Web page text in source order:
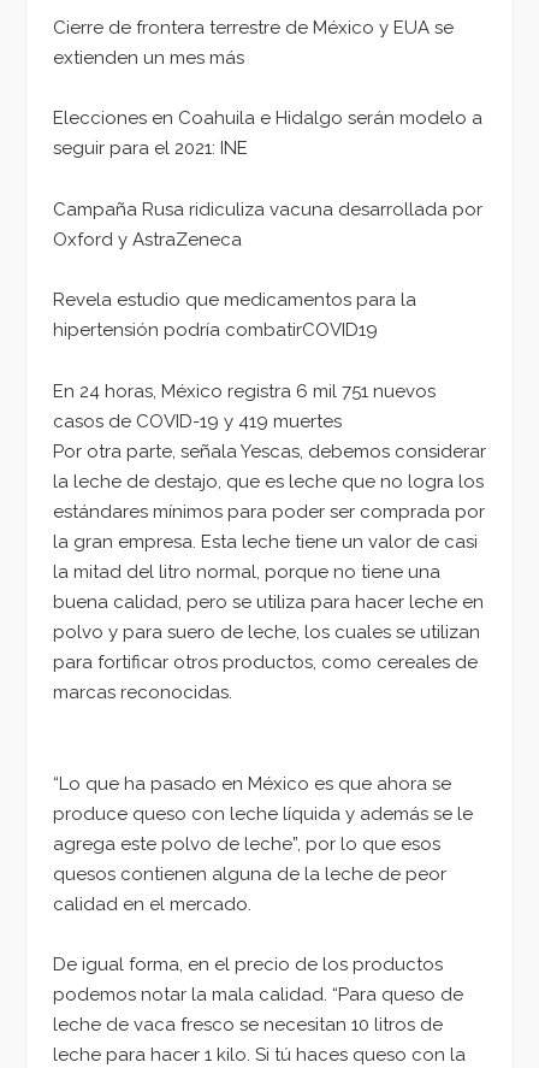
Cierre de frontera terrestre de México y EUA se
extienden un mes más
Elecciones en Coahuila e Hidalgo serán modelo a
seguir para el 2021: INE
Campaña Rusa ridiculiza vacuna desarrollada por
Oxford y AstraZeneca
Revela estudio que medicamentos para la
hipertensión podría combatirCOVID19
En 24 horas, México registra 6 mil 751 nuevos
casos de COVID-19 y 419 muertes
Por otra parte, señala Yescas, debemos considerar
la leche de destajo, que es leche que no logra los
estándares mínimos para poder ser comprada por
la gran empresa. Esta leche tiene un valor de casi
la mitad del litro normal, porque no tiene una
buena calidad, pero se utiliza para hacer leche en
polvo y para suero de leche, los cuales se utilizan
para fortificar otros productos, como cereales de
marcas reconocidas.
“Lo que ha pasado en México es que ahora se
produce queso con leche líquida y además se le
agrega este polvo de leche”, por lo que esos
quesos contienen alguna de la leche de peor
calidad en el mercado.
De igual forma, en el precio de los productos
podemos notar la mala calidad. “Para queso de
leche de vaca fresco se necesitan 10 litros de
leche para hacer 1 kilo. Si tú haces queso con la